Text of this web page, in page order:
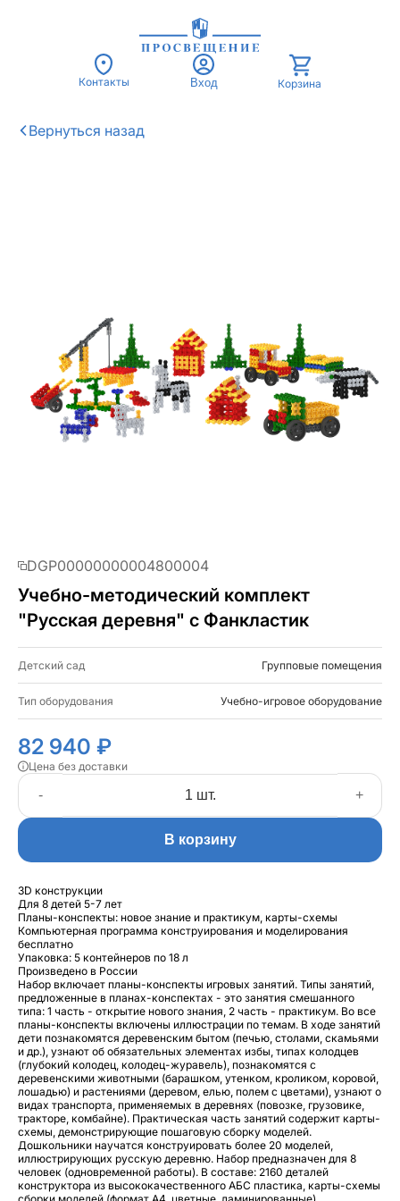
Контакты Вход Корзина
DGP00000000004800004
Учебно-методический комплект
"Русская деревня" с Фанкластик
Детский сад Групповые помещения
Тип оборудования Учебно-игровое оборудование
82 940 ₽
Цена без доставки
- +
В корзину
3D конструкции
Для 8 детей 5-7 лет
Планы-конспекты: новое знание и практикум, карты-схемы
Компьютерная программа конструирования и моделирования
бесплатно
Упаковка: 5 контейнеров по 18 л
Произведено в России
Набор включает планы-конспекты игровых занятий. Типы занятий,
предложенные в планах-конспектах - это занятия смешанного
типа: 1 часть - открытие нового знания, 2 часть - практикум. Во все
планы-конспекты включены иллюстрации по темам. В ходе занятий
дети познакомятся деревенским бытом (печью, столами, скамьями
и др.), узнают об обязательных элементах избы, типах колодцев
(глубокий колодец, колодец-журавель), познакомятся с
деревенскими животными (барашком, утенком, кроликом, коровой,
лошадью) и растениями (деревом, елью, полем с цветами), узнают о
видах транспорта, применяемых в деревнях (повозке, грузовике,
тракторе, комбайне). Практическая часть занятий содержит карты-
схемы, демонстрирующие пошаговую сборку моделей.
Дошкольники научатся конструировать более 20 моделей,
иллюстрирующих русскую деревню. Набор предназначен для 8
человек (одновременной работы). В составе: 2160 деталей
конструктора из высококачественного АБС пластика, карты-схемы